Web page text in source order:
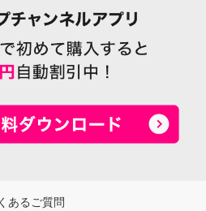
あるご質問